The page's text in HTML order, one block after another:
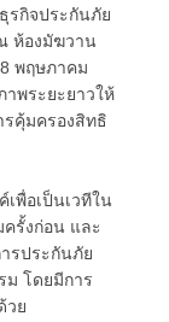
รกิจประกันภัย
ห้องมัฆวาน
พฤษภาคม
าพระยะยาวให้
คุ้มครองสิทธิ
พื่อเป็นเวทีใน
รั้งก่อน และ
รประกันภัย
ม โดยมีการ
วย